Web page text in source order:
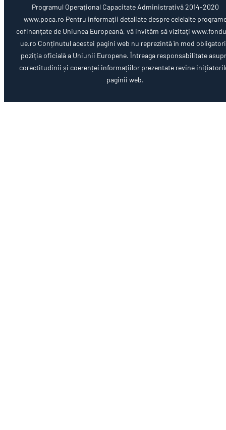
Programul Operațional Capacitate Administrativă 2014-2020
www.poca.ro Pentru informații detaliate despre celelalte
cofinanțate de Uniunea Europeană, vă invităm să vizitați
ue.ro Conținutul acestei pagini web nu reprezintă în mod
poziția oficială a Uniunii Europene. Întreaga responsabilitate
corectitudinii și coerenței informațiilor prezentate revine
paginii web.